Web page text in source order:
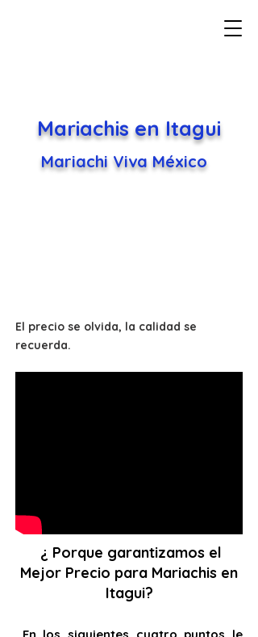
Mariachis en Itagui
Mariachi Viva México
El precio se olvida, la calidad se
recuerda.
¿ Porque garantizamos el
Mejor Precio para Mariachis en
Itagui?